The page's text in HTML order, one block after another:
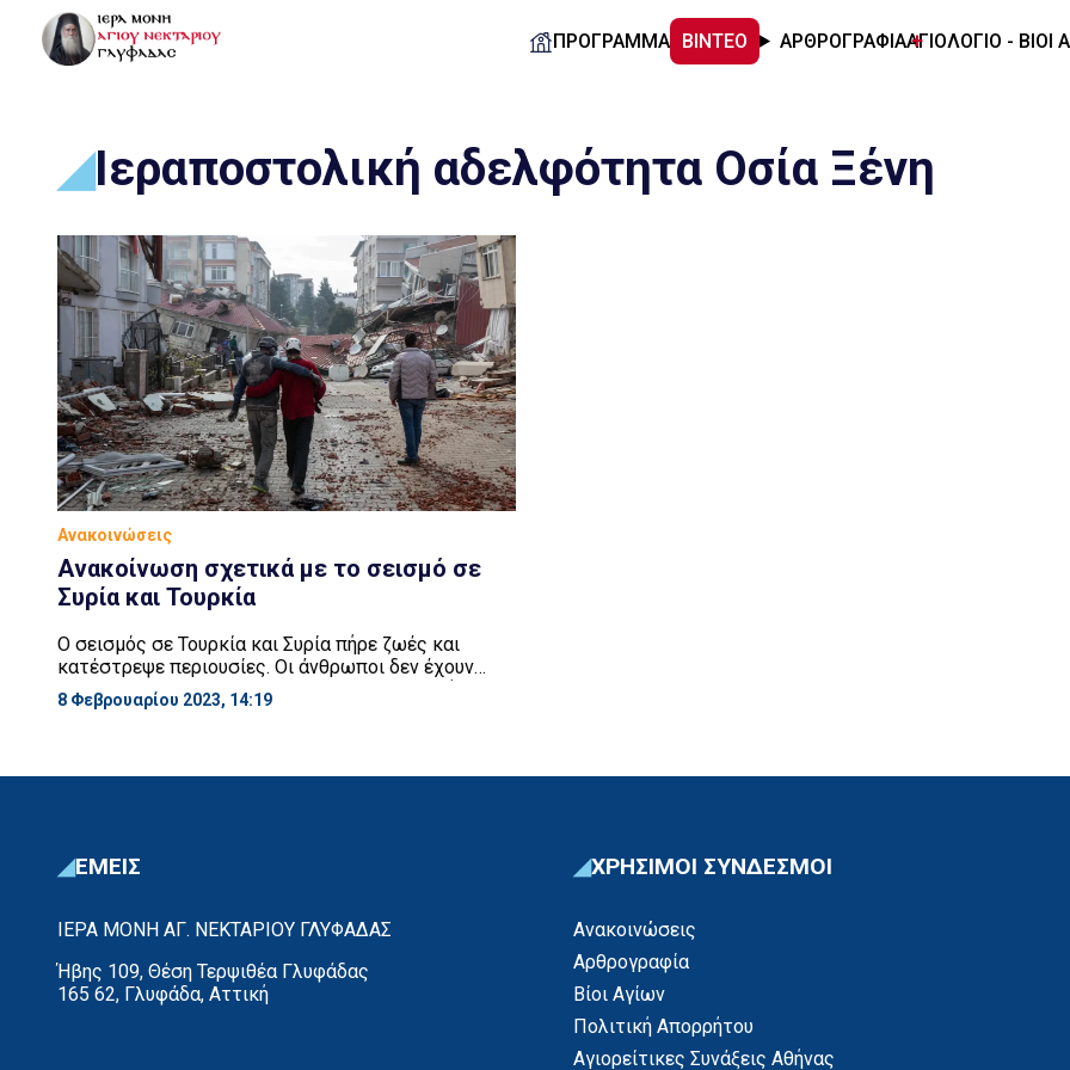
ΠΡΟΓΡΑΜΜΑ ΒΙΝΤΕΟ ΑΡΘΡΟΓΡΑΦΙΑΑΓΙΟΛΟΓΙΟ - ΒΙΟΙ
Ιεραποστολική αδελφότητα Οσία Ξένη
Ανακοινώσεις
Ανακοίνωση σχετικά με το σεισμό σε
Συρία και Τουρκία
Ο σεισμός σε Τουρκία και Συρία πήρε ζωές και
κατέστρεψε περιουσίες. Οι άνθρωποι δεν έχουν
ούτε τα απαραίτητα. Μπορούμε όλοι να βοηθήσουμε,
μέσα από την Ιεραποστολική αδελφότητα της Οσίας
8 Φεβρουαρίου 2023, 14:19
ΕΜΕΙΣ
ΙΕΡΑ ΜΟΝΗ ΑΓ. ΝΕΚΤΑΡΙΟΥ ΓΛΥΦΑΔΑΣ
Ήβης 109, Θέση Τερψιθέα Γλυφάδας
165 62, Γλυφάδα, Αττική
ΧΡΗΣΙΜΟΙ ΣΥΝΔΕΣΜΟΙ
Ανακοινώσεις
Αρθρογραφία
Βίοι Αγίων
Πολιτική Απορρήτου
Αγιορείτικες Συνάξεις Αθήνας